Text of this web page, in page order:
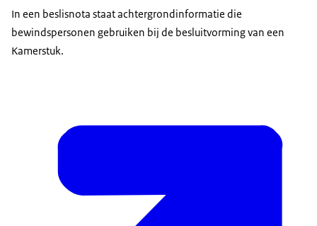
In een beslisnota staat achtergrondinformatie die
bewindspersonen gebruiken bij de besluitvorming van een
Kamerstuk.